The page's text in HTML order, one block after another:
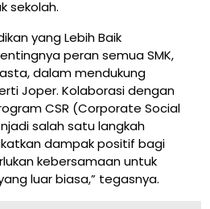
sekolah.
yang Lebih Baik
peran semua SMK,
dalam mendukung
Joper. Kolaborasi dengan
CSR (Corporate Social
salah satu langkah
dampak positif bagi
kebersamaan untuk
luar biasa,” tegasnya.